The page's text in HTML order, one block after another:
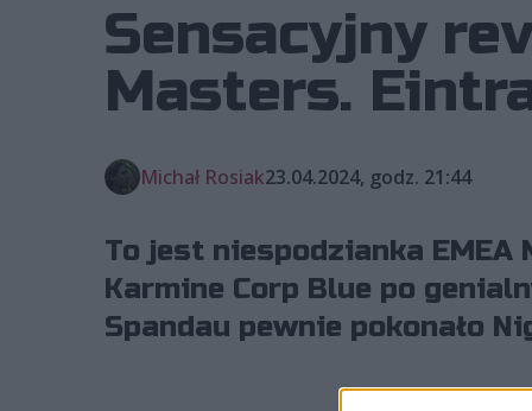
Sensacyjny
Masters.
Michał Rosiak23.04.2024, godz. 21:44
To jest niespodzianka EMEA
Karmine Corp Blue po
Spandau pewnie pokonało